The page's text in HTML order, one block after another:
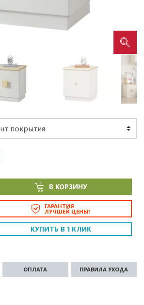
В КОРЗИНУ
ГАРАНТИЯ
ЛУЧШЕЙ ЦЕНЫ!
КУПИТЬ В 1 КЛИК
ОПЛАТА ПРАВИЛА УХОДА